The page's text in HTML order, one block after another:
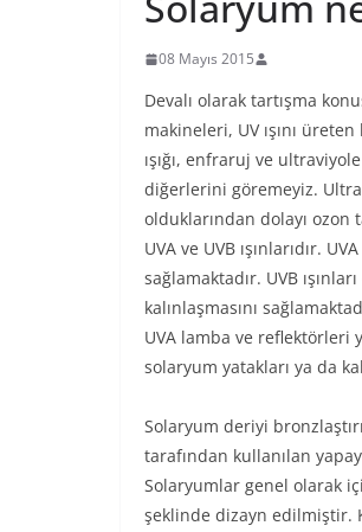
08 Mayıs 2015
Devalı olarak tartışma
makineleri, UV ışını
ışığı, enfraruj ve
diğerlerini göremeyiz. Ultra
olduklarından dolayı ozon
UVA ve UVB ışınlarıdır.
sağlamaktadır. UVB
kalınlaşmasını
UVA lamba ve reflektörleri
solaryum yatakları ya da
Solaryum deriyi
tarafından kullanılan
Solaryumlar genel olarak
şeklinde dizayn edilmiştir.